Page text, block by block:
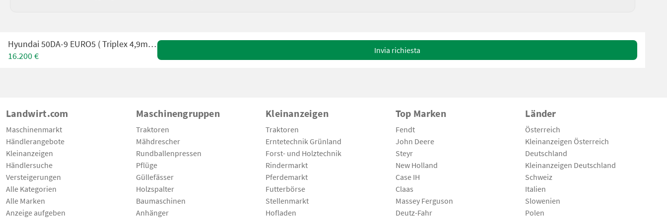
Hyundai 50DA-9 EURO5 ( Triplex 4,9m + 3. u. 4. Kreis )
16.200 €
Invia richiesta
Landwirt.com
Maschinenmarkt
Händlerangebote
Kleinanzeigen
Händlersuche
Versteigerungen
Alle Kategorien
Alle Marken
Anzeige aufgeben
Maschinengruppen
Traktoren
Mähdrescher
Rundballenpressen
Pflüge
Güllefässer
Holzspalter
Baumaschinen
Anhänger
Kleinanzeigen
Traktoren
Erntetechnik Grünland
Forst- und Holztechnik
Rindermarkt
Pferdemarkt
Futterbörse
Stellenmarkt
Hofladen
Top Marken
Fendt
John Deere
Steyr
New Holland
Case IH
Claas
Massey Ferguson
Deutz-Fahr
Länder
Österreich
Kleinanzeigen Österreich
Deutschland
Kleinanzeigen Deutschland
Schweiz
Italien
Slowenien
Polen